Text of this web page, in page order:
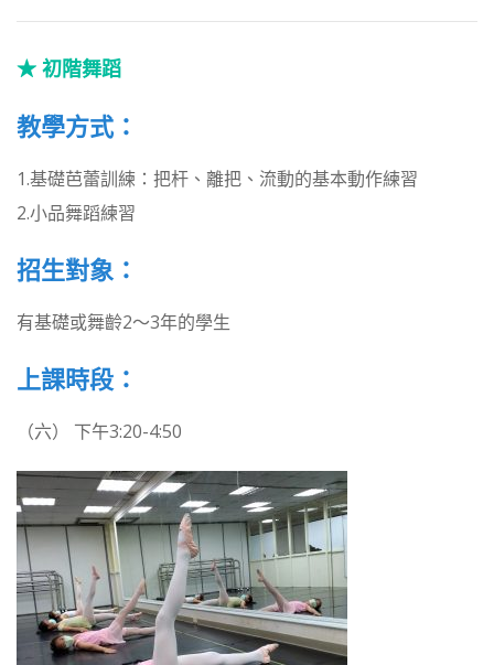
★ 初階舞蹈
教學方式：
1.基礎芭蕾訓練：把杆、離把、流動的基本動作練習
2.小品舞蹈練習
招生對象：
有基礎或舞齡2～3年的學生
上課時段：
（六） 下午3:20-4:50